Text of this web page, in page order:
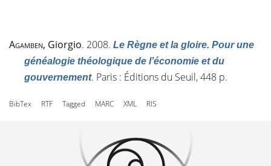
Agamben, Giorgio. 2008. Le Règne et la gloire. Pour une
généalogie théologique de l’économie et du
gouvernement. Paris : Éditions du Seuil, 448 p.
BibTex RTF Tagged MARC XML RIS